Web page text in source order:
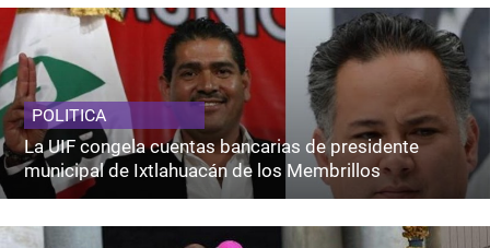
POLITICA
La UIF congela cuentas bancarias de presidente
municipal de Ixtlahuacán de los Membrillos